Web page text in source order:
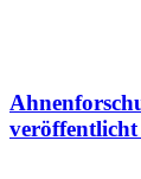
veröffentlicht